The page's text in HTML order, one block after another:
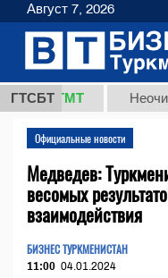
ГТСБТ
ТМТ Неочищенная
Официальные новости
Медведев:
весомых
взаимодействия
БИЗНЕС ТУРКМЕНИСТАН
11:00 04.01.2024
Август 7, 2026